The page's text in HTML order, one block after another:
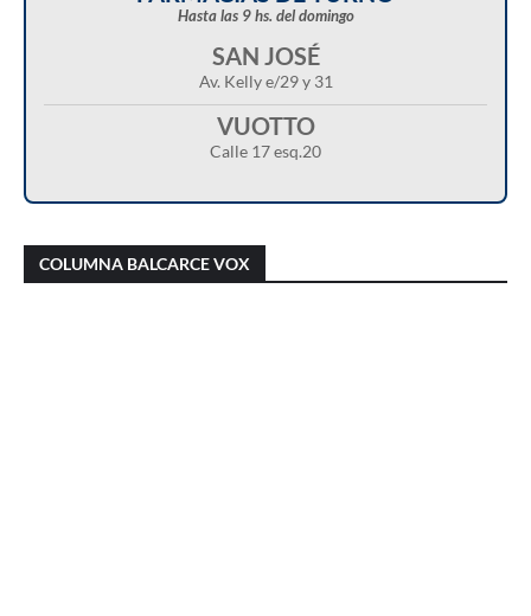
Hasta las 9 hs. del domingo
SAN JOSÉ
Av. Kelly e/29 y 31
VUOTTO
Calle 17 esq.20
COLUMNA BALCARCE VOX
que se conozca la carga horaria de cada
médico/a municipal
cuestionó el proyecto de reforma de la Ley de
Tierras y advirtió sobre una “entrega total”